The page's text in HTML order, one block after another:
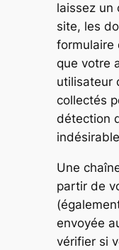
laissez un
site, les
formulaire
que votre
utilisateur
collectés
détection
Une
partir de
envoyée
vérifier si